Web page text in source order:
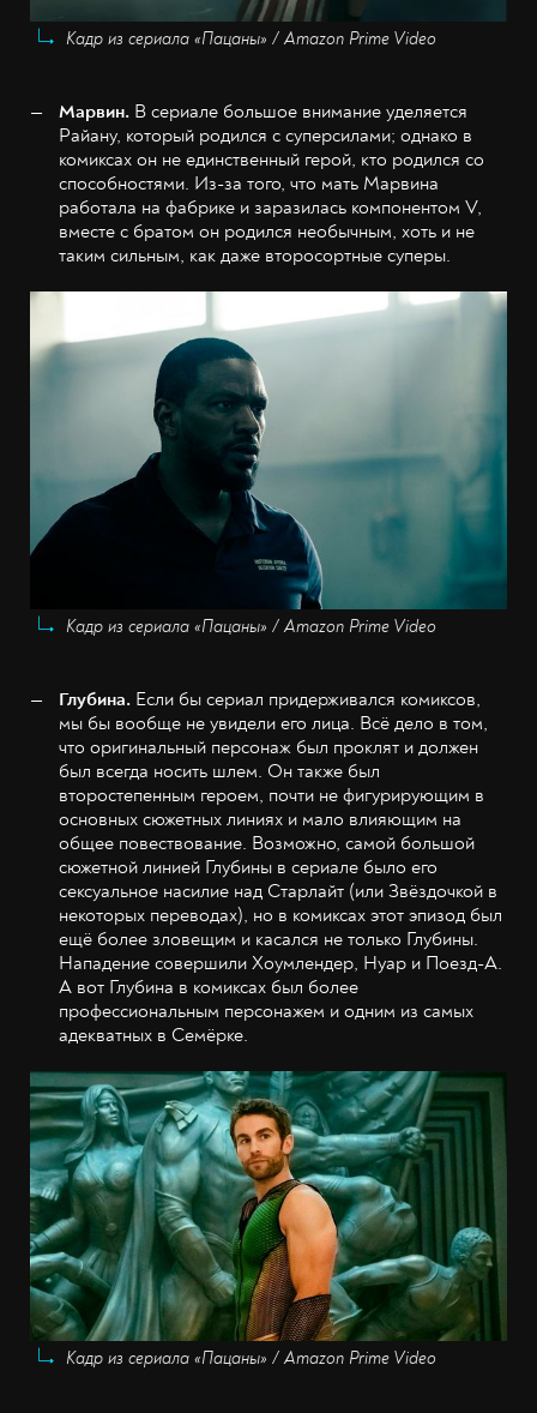
Кадр из сериала «Пацаны» / Amazon Prime Video
Марвин. В сериале большое внимание уделяется
Райану, который родился с суперсилами; однако в
комиксах он не единственный герой, кто родился со
способностями. Из-за того, что мать Марвина
работала на фабрике и заразилась компонентом V,
вместе с братом он родился необычным, хоть и не
таким сильным, как даже второсортные суперы.
Кадр из сериала «Пацаны» / Amazon Prime Video
Глубина. Если бы сериал придерживался комиксов,
мы бы вообще не увидели его лица. Всё дело в том,
что оригинальный персонаж был проклят и должен
был всегда носить шлем. Он также был
второстепенным героем, почти не фигурирующим в
основных сюжетных линиях и мало влияющим на
общее повествование. Возможно, самой большой
сюжетной линией Глубины в сериале было его
сексуальное насилие над Старлайт (или Звёздочкой в
некоторых переводах), но в комиксах этот эпизод был
ещё более зловещим и касался не только Глубины.
Нападение совершили Хоумлендер, Нуар и Поезд-А.
А вот Глубина в комиксах был более
профессиональным персонажем и одним из самых
адекватных в Семёрке.
Кадр из сериала «Пацаны» / Amazon Prime Video